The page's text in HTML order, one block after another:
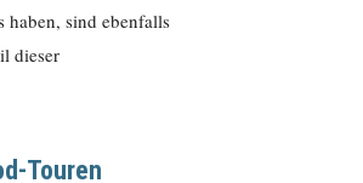
haben, sind ebenfalls
dieser
Touren